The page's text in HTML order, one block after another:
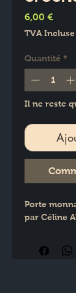
6,00 €
TVA Incluse
Quantité *
Il ne reste
Porte
par Céline